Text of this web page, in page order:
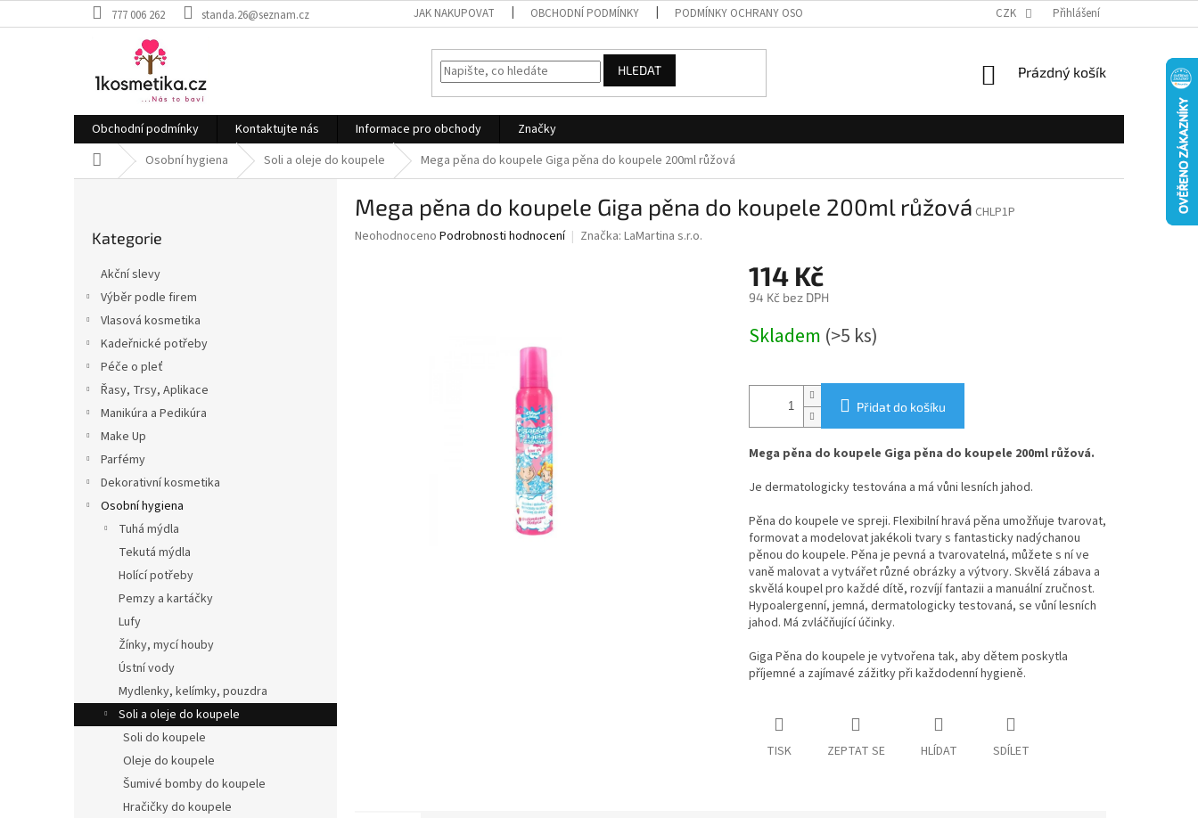
na
777 006 262 standa.26@seznam.cz JAK NAKUPOVAT OBCHODNÍ PODMÍNKY PODMÍNKY OCHRANY OSOBNÍCH ÚDAJŮ CZK Přihlášení
HLEDAT
NÁKUPNÍ
Prázdný košík
Obchodní podmínky Kontaktujte nás Informace pro obchody
Značky
Domů Osobní hygiena Soli a oleje do koupele Mega pěna do koupele Giga pěna do koupele 200ml růžová
kategorie
Kategorie
Akční slevy
Výběr podle firem
Vlasová kosmetika
Kadeřnické potřeby
Péče o pleť
Řasy, Trsy, Aplikace
Manikúra a Pedikúra
Make Up
Parfémy
Dekorativní kosmetika
Osobní hygiena
Tuhá mýdla
Tekutá mýdla
Holící potřeby
Pemzy a kartáčky
Lufy
Žínky, mycí houby
Ústní vody
Mydlenky, kelímky, pouzdra
Soli a oleje do koupele
Soli do koupele
Oleje do koupele
Šumivé bomby do koupele
Hračičky do koupele
Mega pěna do koupele Giga pěna do koupele 200ml růžová CHLP1P
Průměrné
Neohodnoceno Podrobnosti hodnocení Značka: LaMartina s.r.o.
114 Kč
94 Kč bez DPH
cena:
Skladem (>5 ks)
Přidat do košíku
Mega pěna do koupele Giga pěna do koupele 200ml růžová.
Je dermatologicky testována a má vůni lesních jahod.
Pěna do koupele ve spreji. Flexibilní hravá pěna umožňuje tvarovat,
formovat a modelovat jakékoli tvary s fantasticky nadýchanou
pěnou do koupele. Pěna je pevná a tvarovatelná, můžete s ní ve
vaně malovat a vytvářet různé obrázky a výtvory. Skvělá zábava a
skvělá koupel pro každé dítě, rozvíjí fantazii a manuální zručnost.
Hypoalergenní, jemná, dermatologicky testovaná, se vůní lesních
jahod. Má zvláčňující účinky.
Giga Pěna do koupele je vytvořena tak, aby dětem poskytla
příjemné a zajímavé zážitky při každodenní hygieně.
TISK ZEPTAT SE HLÍDAT SDÍLET